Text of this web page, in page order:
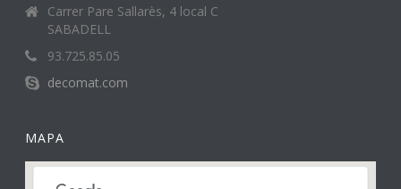
Carrer Pare Sallarès, 4 local C
SABADELL
93.725.85.05
decomat.com
MAPA